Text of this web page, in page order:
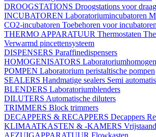
DROOGSTATIONS Droogstations voor
INCUBATOREN Laboratoriumincubatoren
CO2-incubatoren Toebehoren voor incubatoren
THERMO APPARATUUR Thermostaten
Verwarmd pincettensysteem
DISPENSERS Paraffinedispensers
HOMOGENISATORS
POMPEN Laboratorium peristaltische pompen
SEALERS Handmatige sealers Semi
BLENDERS Laboratoriumblenders
DILUTERS Automatische diluters
TRIMMERS Block trimmers
DECAPPERS & RECAPPERS Decappers
KLIMAATKASTEN & -KAMERS